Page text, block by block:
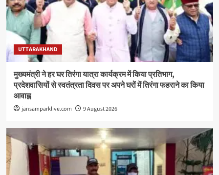
UTTARAKHAND
मुख्यमंत्री ने हर घर तिरंगा यात्रा कार्यक्रम में किया प्रतिभाग,
प्रदेशवासियों से स्वतंत्रता दिवस पर अपने घरों में तिरंगा फहराने का किया
आवाह्न
jansamparklive.com 9 August 2026